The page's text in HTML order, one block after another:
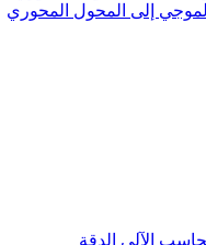
الموجي إلى المحول المحوري
الآلي الدقة